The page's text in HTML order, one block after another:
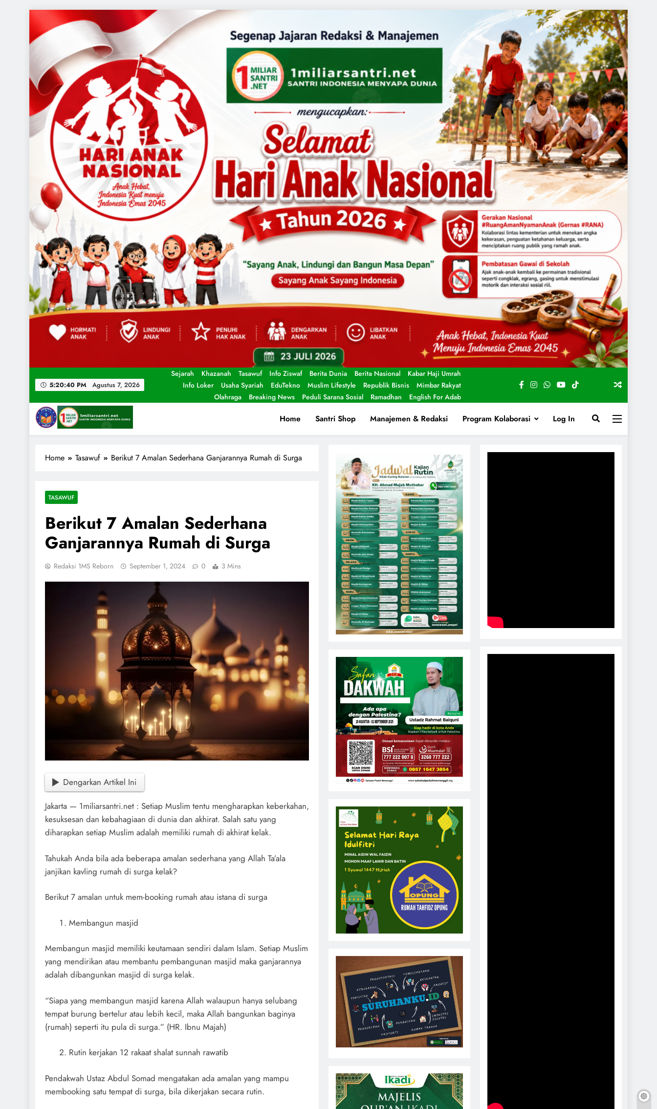
5:20:42 PM Agustus 7, 2026
Sejarah Khazanah Tasawuf Info Ziswaf Berita Dunia Berita Nasional
Kabar Haji Umrah
Info Loker
Usaha Syariah EduTekno Muslim Lifestyle Republik Bisnis
Mimbar Rakyat
Olahraga
Breaking News Peduli Sarana Sosial Ramadhan English For Adab
1miliarsantri.net
Home Santri Shop Manajemen & Redaksi Program Kolaborasi Log In
Home Tasawuf Berikut 7 Amalan Sederhana Ganjarannya Rumah di Surga
TASAWUF
Berikut 7 Amalan Sederhana
Ganjarannya Rumah di Surga
Redaksi 1MS Reborn September 1, 2024 0 3 Mins
Dengarkan Artikel Ini
Jakarta — 1miliarsantri.net : Setiap Muslim tentu mengharapkan keberkahan,
kesuksesan dan kebahagiaan di dunia dan akhirat. Salah satu yang
diharapkan setiap Muslim adalah memiliki rumah di akhirat kelak.
Tahukah Anda bila ada beberapa amalan sederhana yang Allah Ta’ala
janjikan kavling rumah di surga kelak?
Berikut 7 amalan untuk mem-booking rumah atau istana di surga
Membangun masjid
Membangun masjid memiliki keutamaan sendiri dalam Islam. Setiap Muslim
yang mendirikan atau membantu pembangunan masjid maka ganjarannya
adalah dibangunkan masjid di surga kelak.
“Siapa yang membangun masjid karena Allah walaupun hanya selubang
tempat burung bertelur atau lebih kecil, maka Allah bangunkan baginya
(rumah) seperti itu pula di surga.” (HR. Ibnu Majah)
Rutin kerjakan 12 rakaat shalat sunnah rawatib
Pendakwah Ustaz Abdul Somad mengatakan ada amalan yang mampu
membooking satu tempat di surga, bila dikerjakan secara rutin.